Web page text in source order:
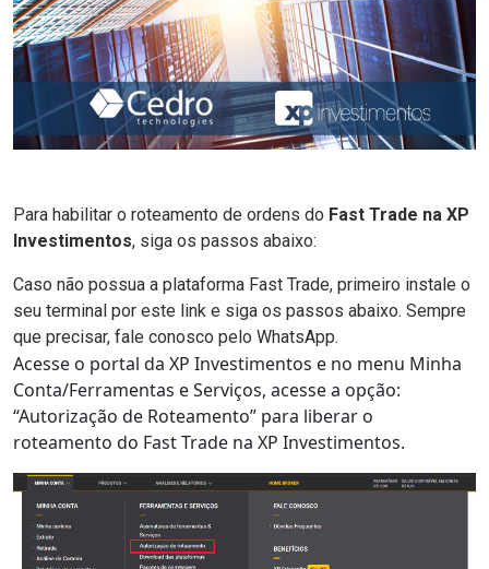
Para habilitar o roteamento de ordens do Fast Trade na XP
Investimentos, siga os passos abaixo:
Caso não possua a plataforma Fast Trade, primeiro instale o
seu terminal por este link e siga os passos abaixo. Sempre
que precisar, fale conosco pelo WhatsApp.
Acesse o portal da XP Investimentos e no menu Minha
Conta/Ferramentas e Serviços, acesse a opção:
“Autorização de Roteamento” para liberar o
roteamento do Fast Trade na XP Investimentos.